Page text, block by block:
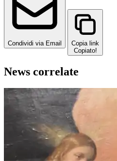
Condividi via Email
Copia link
Copiato!
News correlate